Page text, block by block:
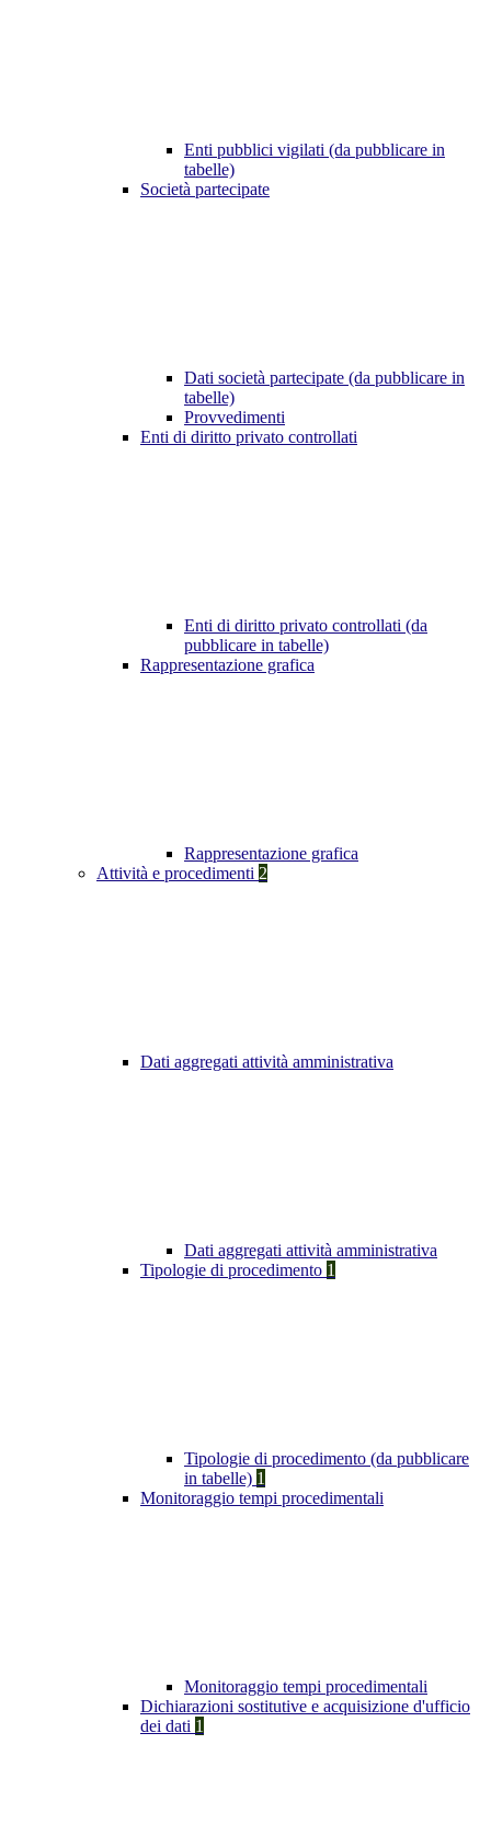
Enti pubblici vigilati (da pubblicare in
tabelle)
Società partecipate
Dati società partecipate (da pubblicare in
tabelle)
Provvedimenti
Enti di diritto privato controllati
Enti di diritto privato controllati (da
pubblicare in tabelle)
Rappresentazione grafica
Rappresentazione grafica
Attività e procedimenti 2
Dati aggregati attività amministrativa
Dati aggregati attività amministrativa
Tipologie di procedimento 1
Tipologie di procedimento (da pubblicare
in tabelle) 1
Monitoraggio tempi procedimentali
Monitoraggio tempi procedimentali
Dichiarazioni sostitutive e acquisizione d'ufficio
dei dati 1